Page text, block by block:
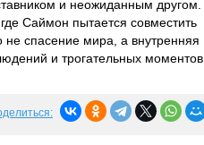
и неожиданным другом.
Саймон пытается совместить
не спасение мира, а внутренняя
и трогательных моментов.